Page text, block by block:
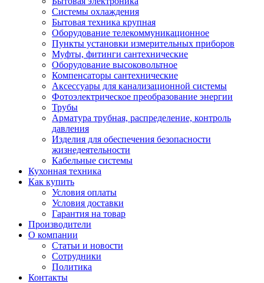
Системы охлаждения
Бытовая техника крупная
Оборудование телекоммуникационное
Пункты установки измерительных приборов
Муфты, фитинги сантехнические
Оборудование высоковольтное
Компенсаторы сантехнические
Аксессуары для канализационной системы
Фотоэлектрическое преобразование энергии
Трубы
Арматура трубная, распределение, контроль
давления
Изделия для обеспечения безопасности
жизнедеятельности
Кабельные системы
Кухонная техника
Как купить
Условия оплаты
Условия доставки
Гарантия на товар
Производители
О компании
Статьи и новости
Сотрудники
Политика
Контакты